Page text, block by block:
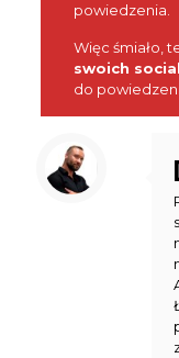
powiedzenia.
Więc śmiało,
swoich
do